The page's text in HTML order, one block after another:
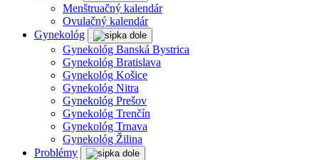
Menštruačný kalendár
Ovulačný kalendár
Gynekológ
Gynekológ Banská Bystrica
Gynekológ Bratislava
Gynekológ Košice
Gynekológ Nitra
Gynekológ Prešov
Gynekológ Trenčín
Gynekológ Trnava
Gynekológ Žilina
Problémy